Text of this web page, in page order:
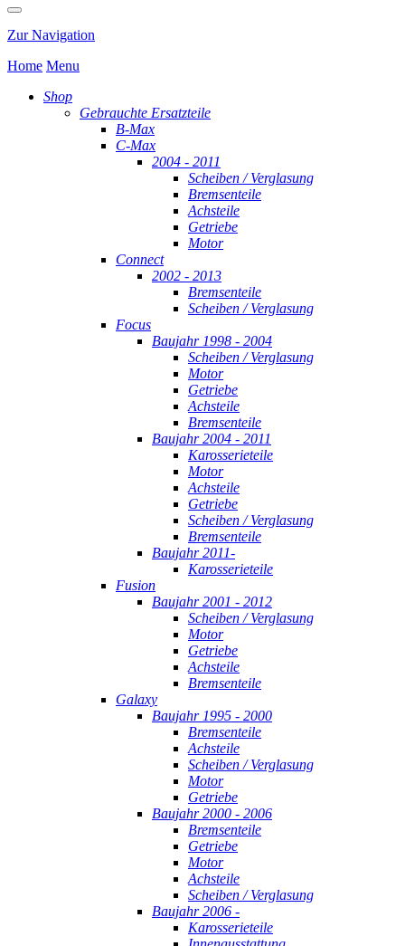
Zur Navigation
Home Menu
Shop
Gebrauchte Ersatzteile
B-Max
C-Max
2004 - 2011
Scheiben / Verglasung
Bremsenteile
Achsteile
Getriebe
Motor
Connect
2002 - 2013
Bremsenteile
Scheiben / Verglasung
Focus
Baujahr 1998 - 2004
Scheiben / Verglasung
Motor
Getriebe
Achsteile
Bremsenteile
Baujahr 2004 - 2011
Karosserieteile
Motor
Achsteile
Getriebe
Scheiben / Verglasung
Bremsenteile
Baujahr 2011-
Karosserieteile
Fusion
Baujahr 2001 - 2012
Scheiben / Verglasung
Motor
Getriebe
Achsteile
Bremsenteile
Galaxy
Baujahr 1995 - 2000
Bremsenteile
Achsteile
Scheiben / Verglasung
Motor
Getriebe
Baujahr 2000 - 2006
Bremsenteile
Getriebe
Motor
Achsteile
Scheiben / Verglasung
Baujahr 2006 -
Karosserieteile